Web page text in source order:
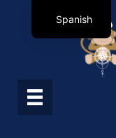
Spanish